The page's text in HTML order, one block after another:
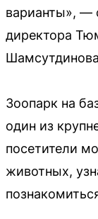
варианты», —
директора
Зоопарк на
один из
посетители
животных,